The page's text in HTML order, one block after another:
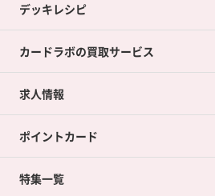
デッキレシピ
カードラボの買取サービス
カードラボの買取サービスTOP
店舗買取について
ネット買取について
求人情報
ポイントカード
ポイントカードTOP
特集一覧